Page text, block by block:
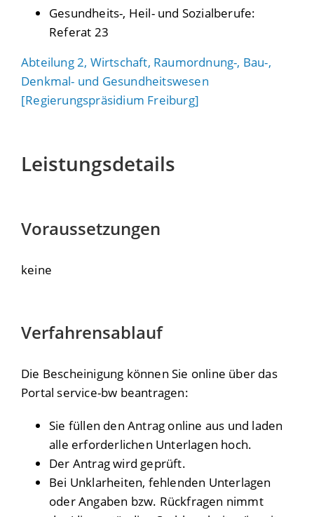
Gesundheits-, Heil- und Sozialberufe:
Referat 23
Abteilung 2, Wirtschaft, Raumordnung-, Bau-,
Denkmal- und Gesundheitswesen
[Regierungspräsidium Freiburg]
Leistungsdetails
Voraussetzungen
keine
Verfahrensablauf
Die Bescheinigung können Sie online über das
Portal service-bw beantragen:
Sie füllen den Antrag online aus und laden
alle erforderlichen Unterlagen hoch.
Der Antrag wird geprüft.
Bei Unklarheiten, fehlenden Unterlagen
oder Angaben bzw. Rückfragen nimmt